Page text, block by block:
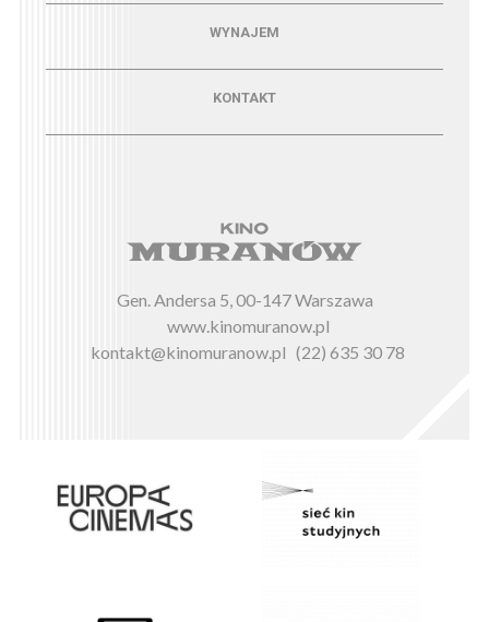
Menu - wynajemWYNAJEM
KONTAKT
Gen. Andersa 5, 00-147 Warszawa
www.kinomuranow.pl
kontakt@kinomuranow.pl (22) 635 30 78